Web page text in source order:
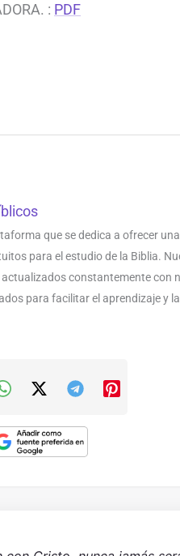
: PDF
que se dedica a ofrecer
para el estudio de la Biblia.
constantemente con
para facilitar el aprendizaje y